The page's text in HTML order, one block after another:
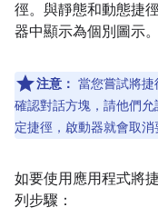
徑。與靜態和動態捷
器中顯示為個別圖示
注意： 當您嘗試將
確認對話方塊，請他們
定捷徑，啟動器就會取消
如要使用應用程式將
列步驟：